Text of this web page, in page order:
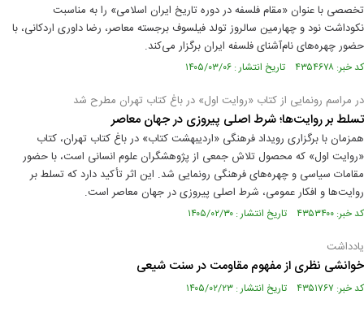
تخصصی با عنوان «مقام فلسفه در دوره تاریخ ایران اسلامی» را به مناسبت
نکوداشت نود و چهارمین سالروز تولد فیلسوف برجسته معاصر، رضا داوری اردکانی، با
حضور چهره‌های نام‌آشنای فلسفه ایران برگزار می‌کند.
کد خبر: ۴۳۵۴۶۷۸ تاریخ انتشار : ۱۴۰۵/۰۳/۰۶
در مراسم رونمایی از کتاب «روایت اول» در باغ کتاب تهران مطرح شد
تسلط بر روایت‌ها؛ شرط اصلی پیروزی در جهان معاصر
همزمان با برگزاری رویداد فرهنگی «اردیبهشت کتاب» در باغ کتاب تهران، کتاب
«روایت اول» که محصول تلاش جمعی از پژوهشگران علوم انسانی است، با حضور
مقامات سیاسی و چهره‌های فرهنگی رونمایی شد. این اثر تأکید دارد که تسلط بر
روایت‌ها و افکار عمومی، شرط اصلی پیروزی در جهان معاصر است.
کد خبر: ۴۳۵۳۴۰۰ تاریخ انتشار : ۱۴۰۵/۰۲/۳۰
یادداشت
خوانشی نظری از مفهوم مقاومت در سنت شیعی
کد خبر: ۴۳۵۱۷۶۷ تاریخ انتشار : ۱۴۰۵/۰۲/۲۳